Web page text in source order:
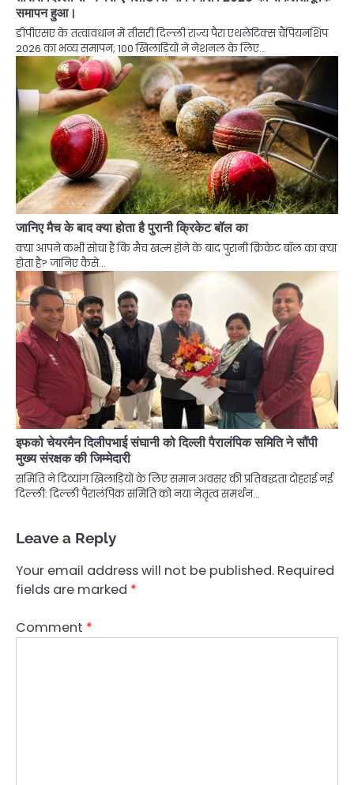
समापन हुआ।
डीपीएसए के तत्वावधान में तीसरी दिल्ली राज्य पैरा एथलेटिक्स चैंपियनशिप
2026 का भव्य समापन; 100 खिलाड़ियों ने नेशनल के लिए…
जानिए मैच के बाद क्या होता है पुरानी क्रिकेट बॉल का
क्या आपने कभी सोचा है कि मैच खत्म होने के बाद पुरानी क्रिकेट बॉल का क्या
होता है? जानिए कैसे…
इफको चेयरमैन दिलीपभाई संघानी को दिल्ली पैरालंपिक समिति ने सौंपी
मुख्य संरक्षक की जिम्मेदारी
समिति ने दिव्यांग खिलाड़ियों के लिए समान अवसर की प्रतिबद्धता दोहराई नई
दिल्ली: दिल्ली पैरालंपिक समिति को नया नेतृत्व समर्थन…
Leave a Reply
Your email address will not be published. Required
fields are marked *
Comment *